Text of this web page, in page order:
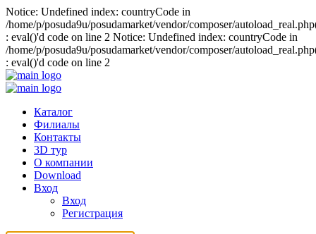
Notice: Undefined index: countryCode in
/home/p/posuda9u/posudamarket/vendor/composer/
: eval()'d code on line 2 Notice: Undefined index: countryCode in
/home/p/posuda9u/posudamarket/vendor/composer/
: eval()'d code on line 2
Каталог
Филиалы
Контакты
3D тур
О компании
Download
Вход
Вход
Регистрация